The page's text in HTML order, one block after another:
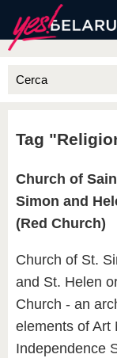
Tag
Church of
Simon and
(Red Church)
Church of St.
and St. Helen
Church - an
elements of Art
Independence